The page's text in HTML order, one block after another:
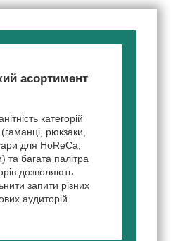
асортимент
категорій
(гаманці, рюкзаки,
для HoReCa,
та багата палітра
дозволяють
запити різних
аудиторій.